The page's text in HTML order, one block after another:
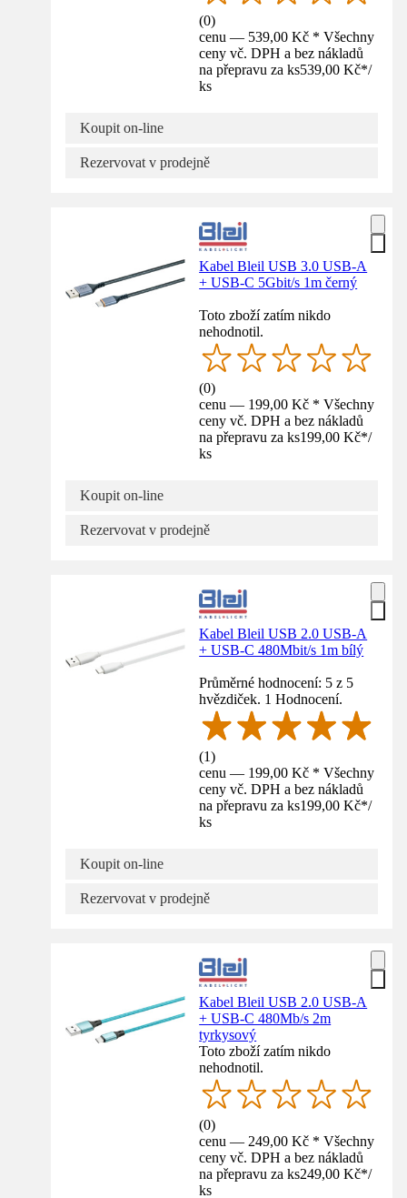
(0)
cenu — 539,00 Kč * Všechny
ceny vč. DPH a bez nákladů
na přepravu za ks539,00 Kč*/
ks
Koupit on-line
Rezervovat v prodejně
Kabel Bleil USB 3.0 USB-A
+ USB-C 5Gbit/s 1m černý
Toto zboží zatím nikdo
nehodnotil.
(0)
cenu — 199,00 Kč * Všechny
ceny vč. DPH a bez nákladů
na přepravu za ks199,00 Kč*/
ks
Koupit on-line
Rezervovat v prodejně
Kabel Bleil USB 2.0 USB-A
+ USB-C 480Mbit/s 1m bílý
Průměrné hodnocení: 5 z 5
hvězdiček. 1 Hodnocení.
(1)
cenu — 199,00 Kč * Všechny
ceny vč. DPH a bez nákladů
na přepravu za ks199,00 Kč*/
ks
Koupit on-line
Rezervovat v prodejně
Kabel Bleil USB 2.0 USB-A
+ USB-C 480Mb/s 2m
tyrkysový
Toto zboží zatím nikdo
nehodnotil.
(0)
cenu — 249,00 Kč * Všechny
ceny vč. DPH a bez nákladů
na přepravu za ks249,00 Kč*/
ks